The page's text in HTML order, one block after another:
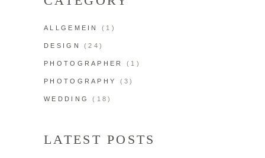
ALLGEMEIN (1)
DESIGN (24)
PHOTOGRAPHER (1)
PHOTOGRAPHY (3)
WEDDING (18)
LATEST POSTS